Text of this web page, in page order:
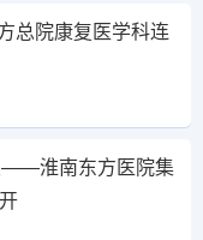
总院康复医学科连
——淮南东方医院集